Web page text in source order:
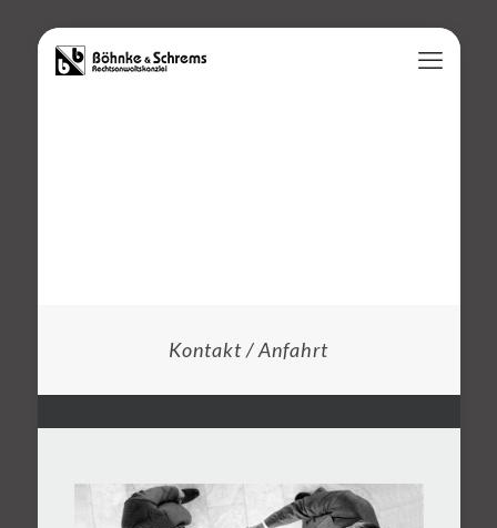
Kontakt / Anfahrt